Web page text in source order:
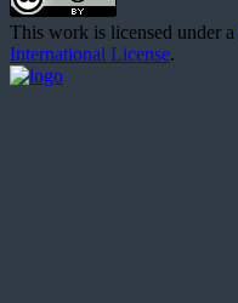
This work is licensed under a
International License.